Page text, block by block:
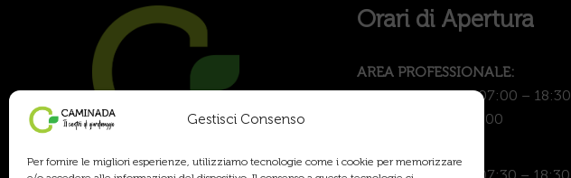
Gestisci Consenso
Per fornire le migliori esperienze, utilizziamo tecnologie come i cookie per memorizzare
Orari di Apertura
AREA PROFESSIONALE:
Lunedì – Venerdì: 07:00 – 18:30
Sabato: 07:00 – 17:00